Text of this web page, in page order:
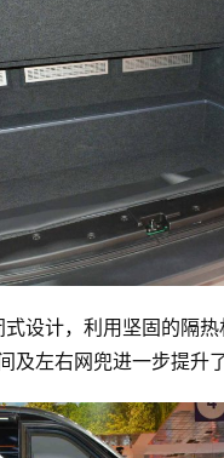
设计，利用坚固的隔
及左右网兜进一步提升